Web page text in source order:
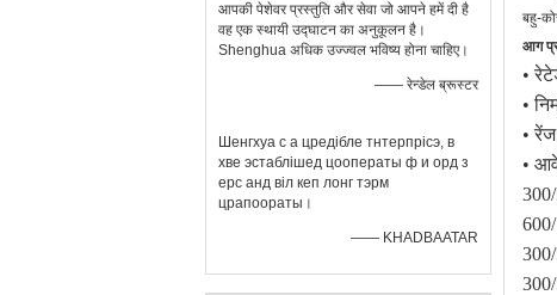
आपकी पेशेवर प्रस्तुति और सेवा जो आपने हमें दी है
वह एक स्थायी उद्घाटन का अनुकूलन है।
Shenghua अधिक उज्ज्वल भविष्य होना चाहिए।
—— रेन्डेल ब्रूस्टर
Шенгхуа с а цредібле тнтерпрісэ, в
хве эстаблішед цооператы ф и орд з
ерс анд віл кеп лонг тэрм
црапоораты।
—— KHADBAATAR
बहु-
आग
•
•
•
•